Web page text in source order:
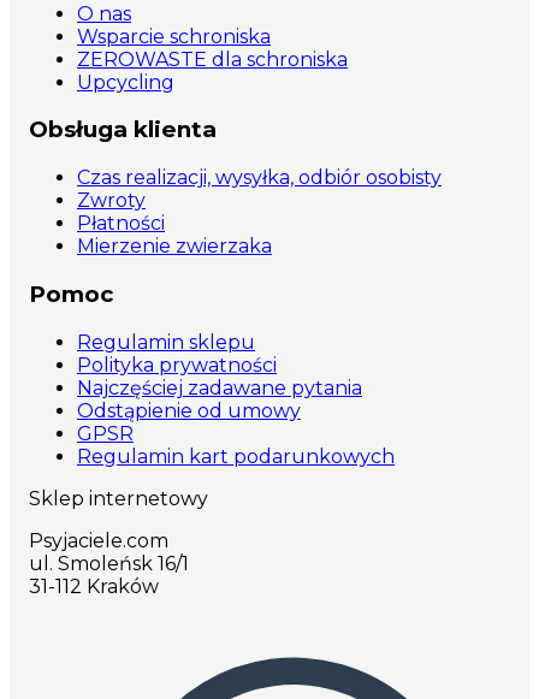
O nas
Wsparcie schroniska
ZEROWASTE dla schroniska
Upcycling
Obsługa klienta
Czas realizacji, wysyłka, odbiór osobisty
Zwroty
Płatności
Mierzenie zwierzaka
Pomoc
Regulamin sklepu
Polityka prywatności
Najczęściej zadawane pytania
Odstąpienie od umowy
GPSR
Regulamin kart podarunkowych
Sklep internetowy
Psyjaciele.com
ul. Smoleńsk 16/1
31-112 Kraków